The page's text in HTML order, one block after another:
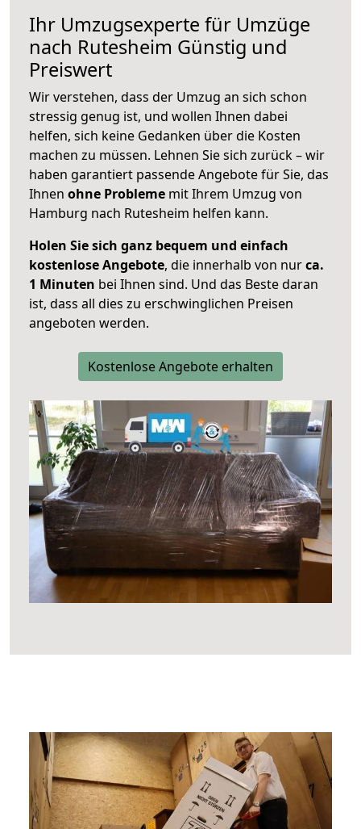
Ihr Umzugsexperte für Umzüge
nach Rutesheim Günstig und
Preiswert
Wir verstehen, dass der Umzug an sich schon
stressig genug ist, und wollen Ihnen dabei
helfen, sich keine Gedanken über die Kosten
machen zu müssen. Lehnen Sie sich zurück – wir
haben garantiert passende Angebote für Sie, das
Ihnen ohne Probleme mit Ihrem Umzug von
Hamburg nach Rutesheim helfen kann.
Holen Sie sich ganz bequem und einfach
kostenlose Angebote, die innerhalb von nurca.
1 Minuten bei Ihnen sind. Und das Beste daran
ist, dass all dies zu erschwinglichen Preisen
angeboten werden.
Kostenlose Angebote erhalten